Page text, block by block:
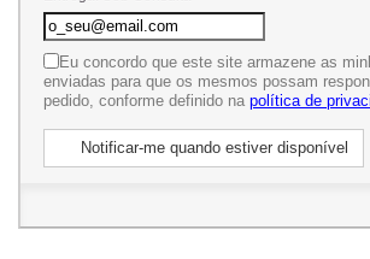
Eu concordo que este site armazene as
enviadas para que os mesmos possam
pedido, conforme definido na política de
Notificar-me quando estiver disponível